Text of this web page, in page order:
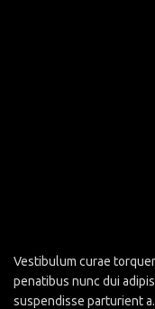
Vestibulum curae
penatibus nunc dui
suspendisse parturient